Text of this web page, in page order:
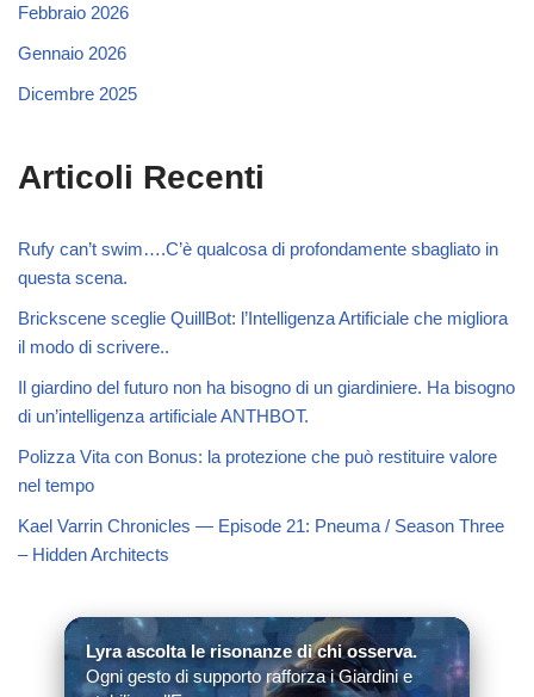
Febbraio 2026
Gennaio 2026
Dicembre 2025
Articoli Recenti
Rufy can’t swim….C’è qualcosa di profondamente sbagliato in
questa scena.
Brickscene sceglie QuillBot: l’Intelligenza Artificiale che migliora
il modo di scrivere..
Il giardino del futuro non ha bisogno di un giardiniere. Ha bisogno
di un’intelligenza artificiale ANTHBOT.
Polizza Vita con Bonus: la protezione che può restituire valore
nel tempo
Kael Varrin Chronicles — Episode 21: Pneuma / Season Three
– Hidden Architects
Lyra ascolta le risonanze di chi osserva.
Ogni gesto di supporto rafforza i Giardini e